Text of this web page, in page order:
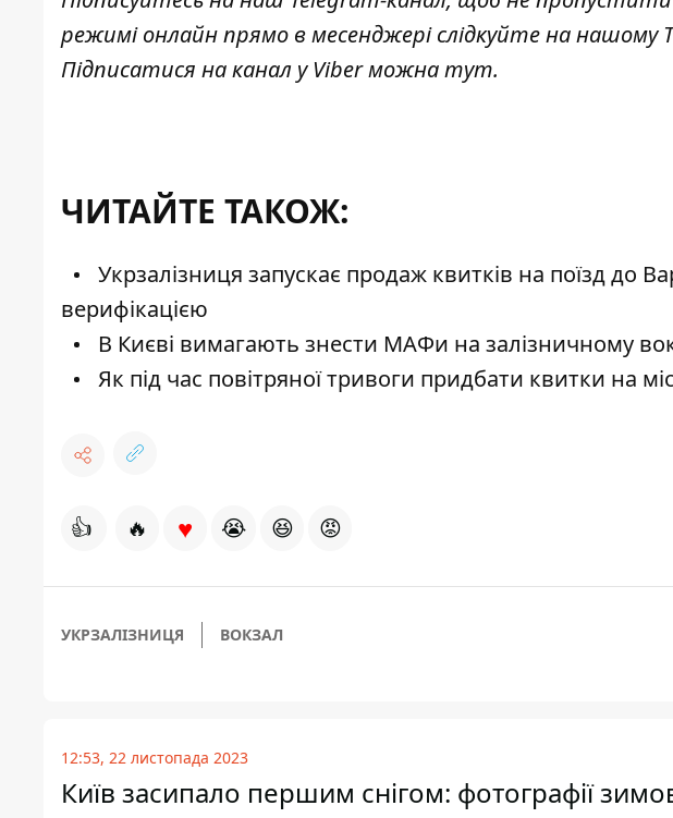
режимі онлайн прямо в месенджері слідкуйте на нашому
Підписатися на канал у Viber можнатут.
ЧИТАЙТЕ ТАКОЖ:
Укрзалізниця запускає продаж квитків на поїзд до
верифікацією
В Києві вимагають знести МАФи на залізничному
Як під час повітряної тривоги придбати квитки на
👍 🔥 ♥ 😭 😆 😡
УКРЗАЛІЗНИЦЯ ВОКЗАЛ
12:53, 22 листопада 2023
Київ засипало першим снігом: фотографії